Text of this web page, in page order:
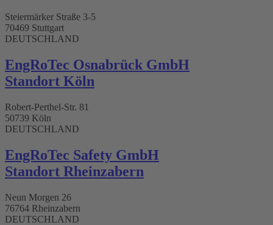
Steiermärker Straße 3-5
70469 Stuttgart
DEUTSCHLAND
EngRoTec Osnabrück GmbH
Standort Köln
Robert-Perthel-Str. 81
50739 Köln
DEUTSCHLAND
EngRoTec Safety GmbH
Standort Rheinzabern
Neun Morgen 26
76764 Rheinzabern
DEUTSCHLAND